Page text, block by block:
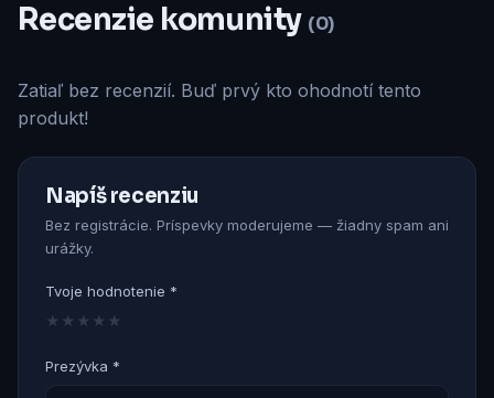
Recenzie komunity (0)
Zatiaľ bez recenzií. Buď prvý kto ohodnotí tento
produkt!
Napíš recenziu
Bez registrácie. Príspevky moderujeme — žiadny spam ani
urážky.
Tvoje hodnotenie *
★
★
★
★
★
Prezývka *